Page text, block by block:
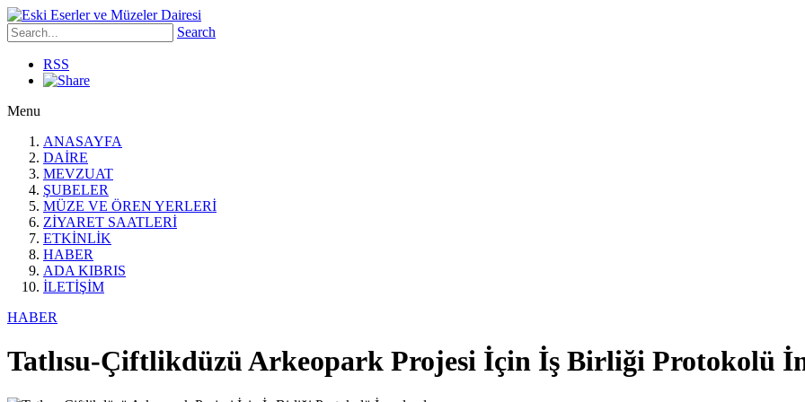
Search
RSS
Menu
ANASAYFA
DAİRE
MEVZUAT
ŞUBELER
MÜZE VE ÖREN YERLERİ
ZİYARET SAATLERİ
ETKİNLİK
HABER
ADA KIBRIS
İLETİŞİM
HABER
Tatlısu-Çiftlikdüzü Arkeopark Projesi İçin İş Birliği Protokolü